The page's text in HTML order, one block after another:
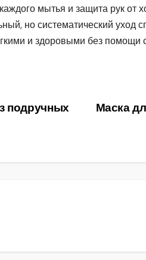
мытья и защита рук от
но систематический уход
и здоровыми без помощи
Маска
подручных